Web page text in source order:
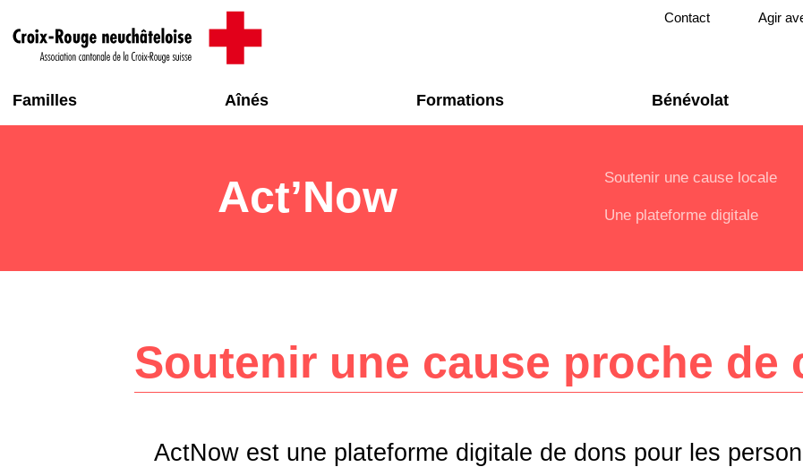
Familles Aînés Formations Bénévolat
Contact Agir
Act’Now Soutenir une cause locale
Une plateforme digitale
Soutenir une cause proche de
ActNow est une plateforme digitale de dons pour les